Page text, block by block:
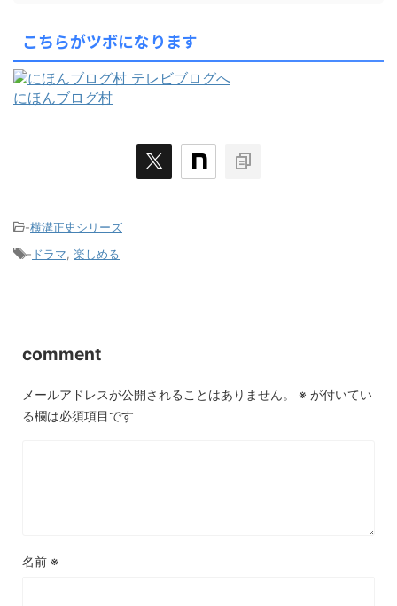
こちらがツボになります
にほんブログ村
-横溝正史シリーズ
- ドラマ 楽しめる
comment
メールアドレスが公開されることはありません。 ※ が付いてい
る欄は必須項目です
名前 ※